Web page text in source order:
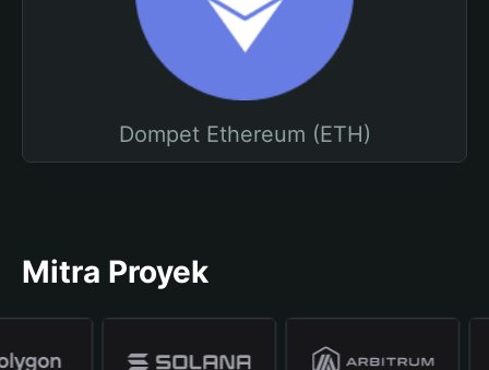
Dompet Ethereum (ETH)
Mitra Proyek